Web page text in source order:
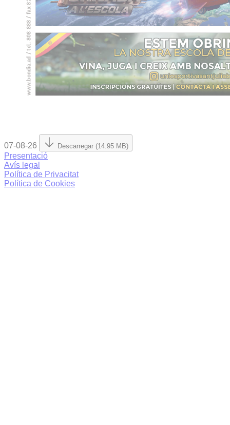
07-08-26 Descarregar (14.95 MB)
Presentació
Avís legal
Política de Privacitat
Política de Cookies